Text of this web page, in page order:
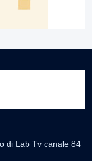
di Lab Tv canale 84